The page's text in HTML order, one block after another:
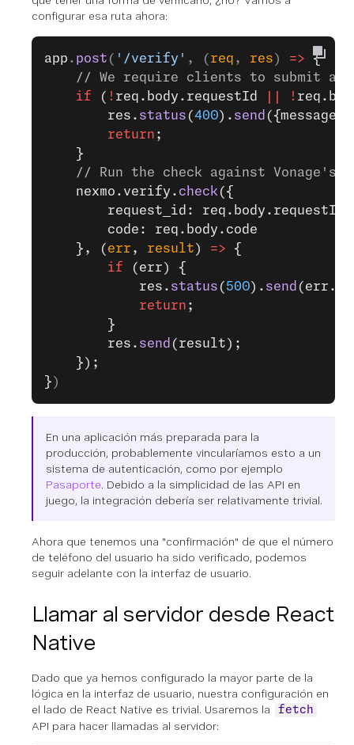
configurar esa ruta ahora:
app . post ( '/verify' , ( req , res ) => {
// We require clients to submit a
    if
( ! req.body.requestId !
        res.
status (400). send ({message:
        return
;
    }
// Run the check against Vonage's
    nexmo.verify.
check ({
        request_id: req.body.requestId,
        code: req.body.code
    }, (
err , result ) => {
        if
(err) {
            res.
status ( 500). send
            return
;
        }
        res.
send (result);
    });
} )
En una aplicación más preparada para la
producción, probablemente vincularíamos esto a un
sistema de autenticación, como por ejemplo
Pasaporte. Debido a la simplicidad de las API en
juego, la integración debería ser relativamente trivial.
Ahora que tenemos una "confirmación" de que el número
de teléfono del usuario ha sido verificado, podemos
seguir adelante con la interfaz de usuario.
Llamar al servidor desde React
Native
Dado que ya hemos configurado la mayor parte de la
lógica en la interfaz de usuario, nuestra configuración en
el lado de React Native es trivial. Usaremos la
fetch
API para hacer llamadas al servidor: